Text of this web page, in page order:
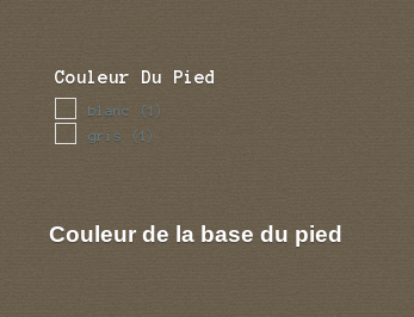
Couleur Du Pied
blanc (1)
gris (1)
Couleur de la base du pied